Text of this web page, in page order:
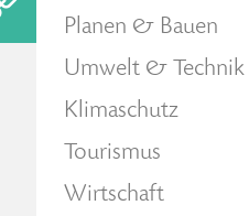
Planen & Bauen
Umwelt & Technik
Klimaschutz
Tourismus
Wirtschaft